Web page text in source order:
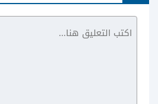
G Cloud Backup